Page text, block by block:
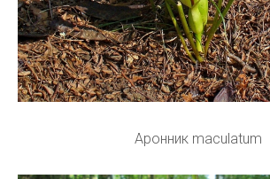
Аронник maculatum